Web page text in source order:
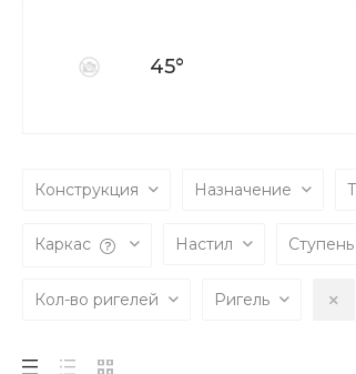
45°
Конструкция Назначение
Каркас Настил Ступень
Кол-во ригелей Ригель